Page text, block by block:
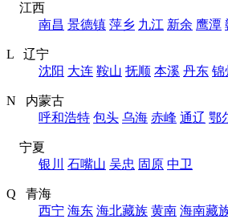
江西
南昌 景德镇 萍乡 九江 新余 鹰潭
L 辽宁
沈阳 大连 鞍山 抚顺 本溪 丹东 锦
N 内蒙古
呼和浩特 包头 乌海 赤峰 通辽 鄂
宁夏
银川 石嘴山 吴忠 固原 中卫
Q 青海
西宁 海东 海北藏族 黄南 海南藏